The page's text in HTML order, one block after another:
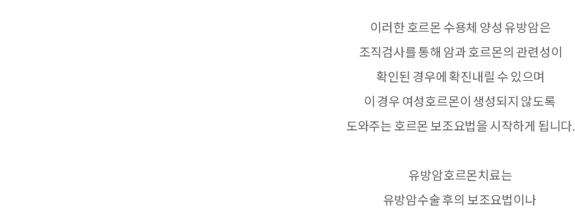
이러한 호르몬 수용체 양성 유방암은
조직검사를 통해 암과 호르몬의 관련성이
확인된 경우에 확진내릴 수 있으며
이 경우 여성호르몬이 생성되지 않도록
도와주는 호르몬 보조요법을 시작하게 됩니다.
유방암호르몬치료는
유방암수술 후의 보조요법이나